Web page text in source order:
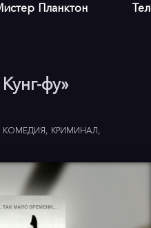
Планктон
фу»
КОМЕДИЯ КРИМИНАЛ